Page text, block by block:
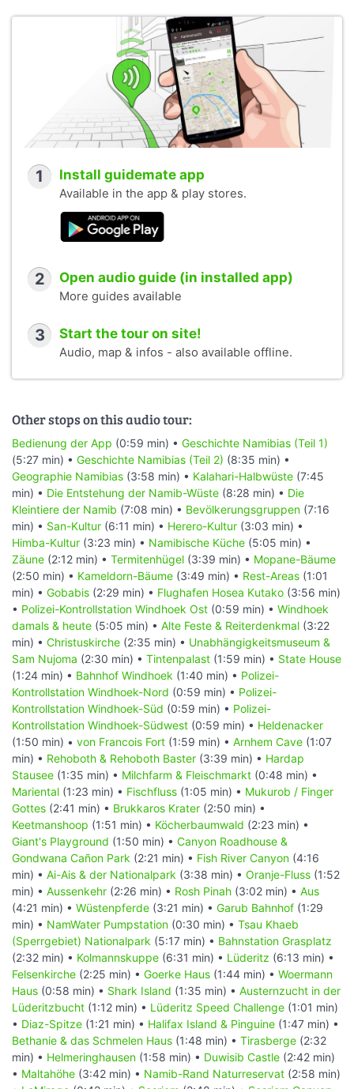
1 Install guidemate app
Available in the app & play stores.
2 Open audio guide (in installed app)
More guides available
3 Start the tour on site!
Audio, map & infos - also available offline.
Other stops on this audio tour:
Bedienung der App (0:59 min) • Geschichte Namibias (Teil 1)
(5:27 min) • Geschichte Namibias (Teil 2) (8:35 min) •
Geographie Namibias (3:58 min) • Kalahari-Halbwüste (7:45
min) • Die Entstehung der Namib-Wüste (8:28 min) • Die
Kleintiere der Namib (7:08 min) • Bevölkerungsgruppen (7:16
min) • San-Kultur (6:11 min) • Herero-Kultur (3:03 min) •
Himba-Kultur (3:23 min) • Namibische Küche (5:05 min) •
Zäune (2:12 min) • Termitenhügel (3:39 min) • Mopane-Bäume
(2:50 min) • Kameldorn-Bäume (3:49 min) • Rest-Areas (1:01
min) • Gobabis (2:29 min) • Flughafen Hosea Kutako (3:56 min)
• Polizei-Kontrollstation Windhoek Ost (0:59 min) • Windhoek
damals & heute (5:05 min) • Alte Feste & Reiterdenkmal (3:22
min) • Christuskirche (2:35 min) • Unabhängigkeitsmuseum &
Sam Nujoma (2:30 min) • Tintenpalast (1:59 min) • State House
(1:24 min) • Bahnhof Windhoek (1:40 min) • Polizei-
Kontrollstation Windhoek-Nord (0:59 min) • Polizei-
Kontrollstation Windhoek-Süd (0:59 min) • Polizei-
Kontrollstation Windhoek-Südwest (0:59 min) • Heldenacker
(1:50 min) • von Francois Fort (1:59 min) • Arnhem Cave (1:07
min) • Rehoboth & Rehoboth Baster (3:39 min) • Hardap
Stausee (1:35 min) • Milchfarm & Fleischmarkt (0:48 min) •
Mariental (1:23 min) • Fischfluss (1:05 min) • Mukurob / Finger
Gottes (2:41 min) • Brukkaros Krater (2:50 min) •
Keetmanshoop (1:51 min) • Köcherbaumwald (2:23 min) •
Giant's Playground (1:50 min) • Canyon Roadhouse &
Gondwana Cañon Park (2:21 min) • Fish River Canyon (4:16
min) • Ai-Ais & der Nationalpark (3:38 min) • Oranje-Fluss (1:52
min) • Aussenkehr (2:26 min) • Rosh Pinah (3:02 min) • Aus
(4:21 min) • Wüstenpferde (3:21 min) • Garub Bahnhof (1:29
min) • NamWater Pumpstation (0:30 min) • Tsau Khaeb
(Sperrgebiet) Nationalpark (5:17 min) • Bahnstation Grasplatz
(2:32 min) • Kolmannskuppe (6:31 min) • Lüderitz (6:13 min) •
Felsenkirche (2:25 min) • Goerke Haus (1:44 min) • Woermann
Haus (0:58 min) • Shark Island (1:35 min) • Austernzucht in der
Lüderitzbucht (1:12 min) • Lüderitz Speed Challenge (1:01 min)
• Diaz-Spitze (1:21 min) • Halifax Island & Pinguine (1:47 min) •
Bethanie & das Schmelen Haus (1:48 min) • Tirasberge (2:32
min) • Helmeringhausen (1:58 min) • Duwisib Castle (2:42 min)
• Maltahöhe (3:42 min) • Namib-Rand Naturreservat (2:58 min)